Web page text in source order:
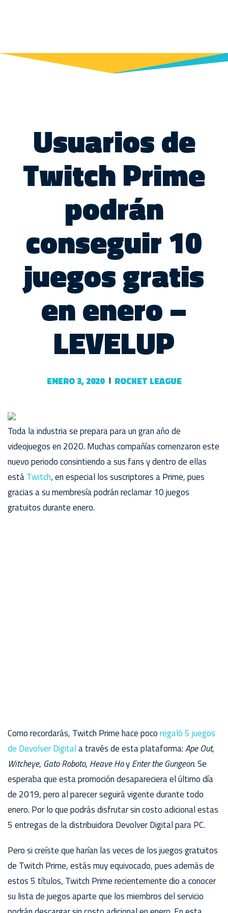
Usuarios de
Twitch Prime
podrán
conseguir 10
juegos gratis
en enero –
LEVELUP
ENERO 3, 2020 ROCKET LEAGUE
Toda la industria se prepara para un gran año de
videojuegos en 2020. Muchas compañías comenzaron este
nuevo periodo consintiendo a sus fans y dentro de ellas
estáTwitch, en especial los suscriptores a Prime, pues
gracias a su membresía podrán reclamar 10 juegos
gratuitos durante enero.
Como recordarás, Twitch Prime hace pocoregaló 5 juegos
de Devolver Digitala través de esta plataforma:Ape Out,
Witcheye, Gato Roboto, Heave HoyEnter the Gungeon. Se
esperaba que esta promoción desapareciera el último día
de 2019, pero al parecer seguirá vigente durante todo
enero. Por lo que podrás disfrutar sin costo adicional estas
5 entregas de la distribuidora Devolver Digital para PC.
Pero si creíste que harían las veces de los juegos gratuitos
de Twitch Prime, estás muy equivocado, pues además de
estos 5 títulos, Twitch Prime recientemente dio a conocer
su lista de juegos aparte que los miembros del servicio